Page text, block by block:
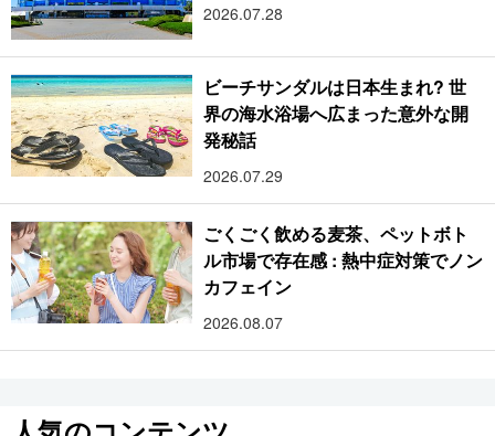
2026.07.28
ビーチサンダルは日本生まれ? 世
界の海水浴場へ広まった意外な開
発秘話
2026.07.29
ごくごく飲める麦茶、ペットボト
ル市場で存在感 : 熱中症対策でノン
カフェイン
2026.08.07